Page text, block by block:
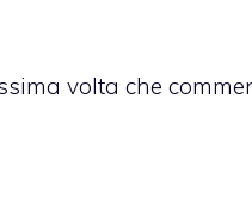
volta che